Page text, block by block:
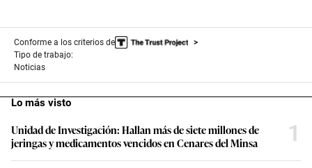
Conforme a los criterios de
Tipo de trabajo:
Noticias
Lo más visto
Unidad de Investigación: Hallan más de siete millones de
jeringas y medicamentos vencidos en Cenares del Minsa
1